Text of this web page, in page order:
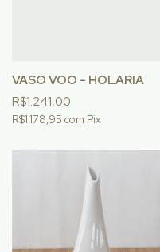
VASO VOO - HOLARIA
R$1.241,00
R$1.178,95 com Pix